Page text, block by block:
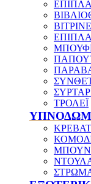
ΤΡΟΛΕΪ